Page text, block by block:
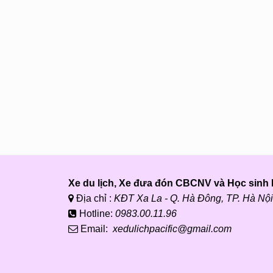
Xe du lịch, Xe đưa đón CBCNV và Học sinh
Địa chỉ : KĐT Xa La - Q. Hà Đông, TP. Hà
Hotline: 0983.00.11.96
Email: xedulichpacific@gmail.com